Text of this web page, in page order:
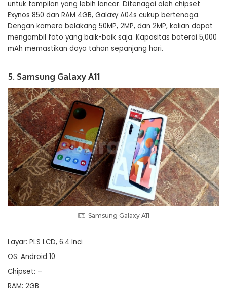
untuk tampilan yang lebih lancar. Ditenagai oleh chipset
Exynos 850 dan RAM 4GB, Galaxy A04s cukup bertenaga.
Dengan kamera belakang 50MP, 2MP, dan 2MP, kalian dapat
mengambil foto yang baik-baik saja. Kapasitas baterai 5,000
mAh memastikan daya tahan sepanjang hari.
5. Samsung Galaxy A11
Samsung Galaxy A11
Layar: PLS LCD, 6.4 Inci
OS: Android 10
Chipset: –
RAM: 2GB